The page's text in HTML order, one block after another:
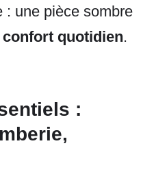
: une pièce sombre
confort quotidien.
: